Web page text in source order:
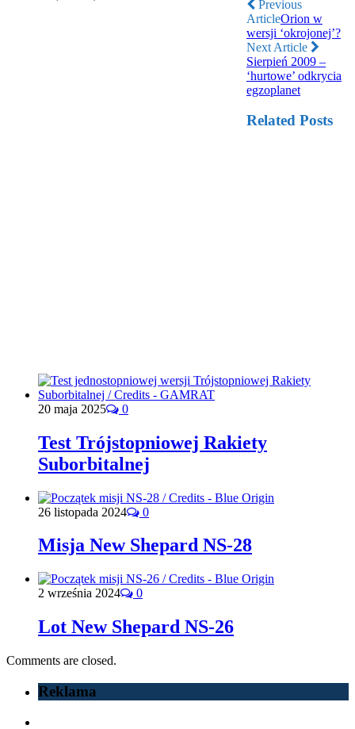
Previous
ArticleOrion w
wersji ‘okrojonej’?
Next Article
Sierpień 2009 –
‘hurtowe’ odkrycia
egzoplanet
Related Posts
20 maja 2025 0
Test Trójstopniowej Rakiety
Suborbitalnej
26 listopada 2024 0
Misja New Shepard NS-28
2 września 2024 0
Lot New Shepard NS-26
Comments are closed.
Reklama